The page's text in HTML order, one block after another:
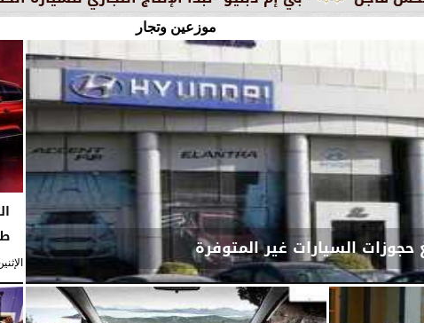
موزعين وتجار
الإثنين، 16